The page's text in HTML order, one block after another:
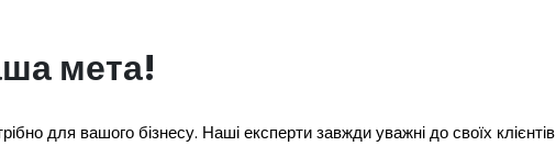
мета!
для вашого бізнесу. Наші експерти завжди уважні до своїх клієнтів